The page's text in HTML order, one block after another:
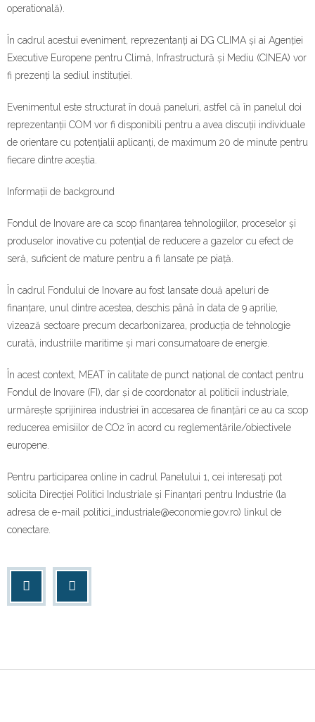
operatională).
În cadrul acestui eveniment, reprezentanți ai DG CLIMA și ai Agenției
Executive Europene pentru Climă, Infrastructură și Mediu (CINEA) vor
fi prezenți la sediul instituției.
Evenimentul este structurat în două paneluri, astfel că în panelul doi
reprezentanții COM vor fi disponibili pentru a avea discuții individuale
de orientare cu potențialii aplicanți, de maximum 20 de minute pentru
fiecare dintre aceștia.
Informații de background
Fondul de Inovare are ca scop finanțarea tehnologiilor, proceselor și
produselor inovative cu potențial de reducere a gazelor cu efect de
seră, suficient de mature pentru a fi lansate pe piață.
În cadrul Fondului de Inovare au fost lansate două apeluri de
finanțare, unul dintre acestea, deschis până în data de 9 aprilie,
vizează sectoare precum decarbonizarea, producția de tehnologie
curată, industriile maritime și mari consumatoare de energie.
În acest context, MEAT în calitate de punct național de contact pentru
Fondul de Inovare (FI), dar și de coordonator al politicii industriale,
urmărește sprijinirea industriei în accesarea de finanțări ce au ca scop
reducerea emisiilor de CO2 în acord cu reglementările/obiectivele
europene.
Pentru participarea online in cadrul Panelului 1, cei interesați pot
solicita Direcției Politici Industriale și Finanțari pentru Industrie (la
adresa de e-mail politici_industriale@economie.gov.ro) linkul de
conectare.